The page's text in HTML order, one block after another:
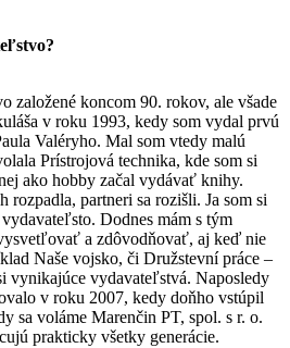
založené koncom 90. rokov, ale všade
v roku 1993, kedy som vydal prvú
Valéryho. Mal som vtedy malú
Prístrojová technika, kde som si
ako hobby začal vydávať knihy.
rozpadla, partneri sa rozišli. Ja som si
Dodnes mám s tým
a zdôvodňovať, aj keď nie
Naše vojsko, či Družstevní práce –
vynikajúce vydavateľstvá. Naposledy
v roku 2007, kedy doňho vstúpil
sa voláme Marenčin PT, spol. s r. o.
prakticky všetky generácie.